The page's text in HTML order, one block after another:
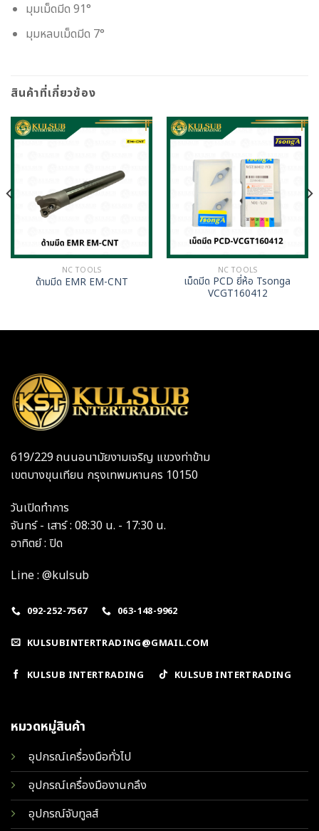
มุมเม็ดมีด 91°
มุมหลบเม็ดมีด 7°
สินค้าที่เกี่ยวข้อง
NC TOOLS
ด้ามมีด EMR EM-CNT
NC TOOLS
เม็ดมีด PCD ยี่ห้อ Tsonga
VCGT160412
619/229 ถนนอนามัยงามเจริญ แขวงท่าข้าม
เขตบางขุนเทียน กรุงเทพมหานคร 10150
วันเปิดทำการ
จันทร์ - เสาร์ : 08:30 น. - 17:30 น.
อาทิตย์ : ปิด
Line : @kulsub
092-252-7567 063-148-9962
KULSUBINTERTRADING@GMAIL.COM
KULSUB INTERTRADING KULSUB INTERTRADING
หมวดหมู่สินค้า
อุปกรณ์เครื่องมือทั่วไป
อุปกรณ์เครื่องมืองานกลึง
อุปกรณ์จับทูลส์